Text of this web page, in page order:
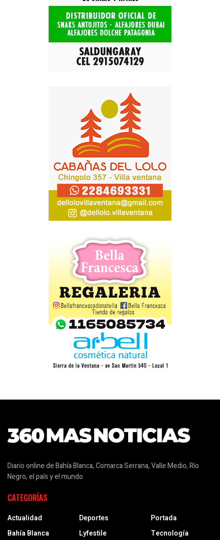
Diario online de Bahía Blanca, Comarca Serrana, Valle Medio, Río
Negro, el país y el mundo
CATEGORÍAS
Actualidad
Bahía Blanca
Deportes
Lyfestile
Portada
Tecnología